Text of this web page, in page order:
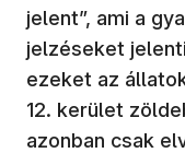
jelent”, ami a
jelzéseket
ezeket az
12. kerület
azonban csak